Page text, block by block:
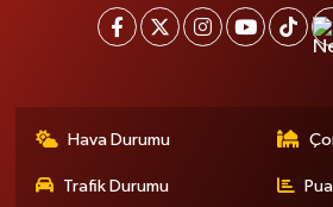
Hava Durumu
Trafik Durumu